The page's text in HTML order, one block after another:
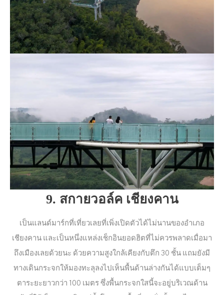
9. สกายวอล์ค เชียงคาน
เป็นแลนด์มาร์กที่เที่ยวเลยที่เพิ่งเปิดตัวได้ไม่นานของอำเภอ
เชียงคาน และเป็นหนึ่งแหล่งเช็กอินยอดฮิตที่ไม่ควรพลาดเมื่อมา
ถึงเมืองเลยด้วยนะ ด้วยความสูงใกล้เคียงกับตึก 30 ชั้น แถมยังมี
ทางเดินกระจกให้มองทะลุลงไปเห็นพื้นด้านล่างกันได้แบบเต็มๆ
ตาระยะยาวกว่า 100 เมตร ซึ่งพื้นกระจกใสนี้จะอยู่บริเวณด้าน